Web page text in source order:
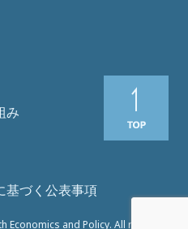
み
基づく公表事項
Economics and Policy. All rights